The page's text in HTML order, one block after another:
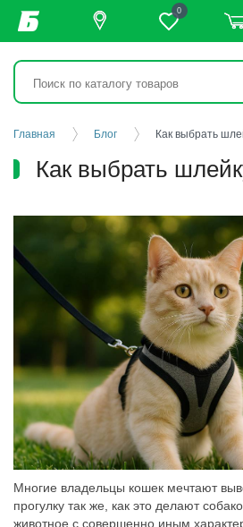
0
Главная Блог Как выбрать
Как выбрать
Многие владельцы кошек мечтают
прогулку так же, как это делают
животное с совершенно иным